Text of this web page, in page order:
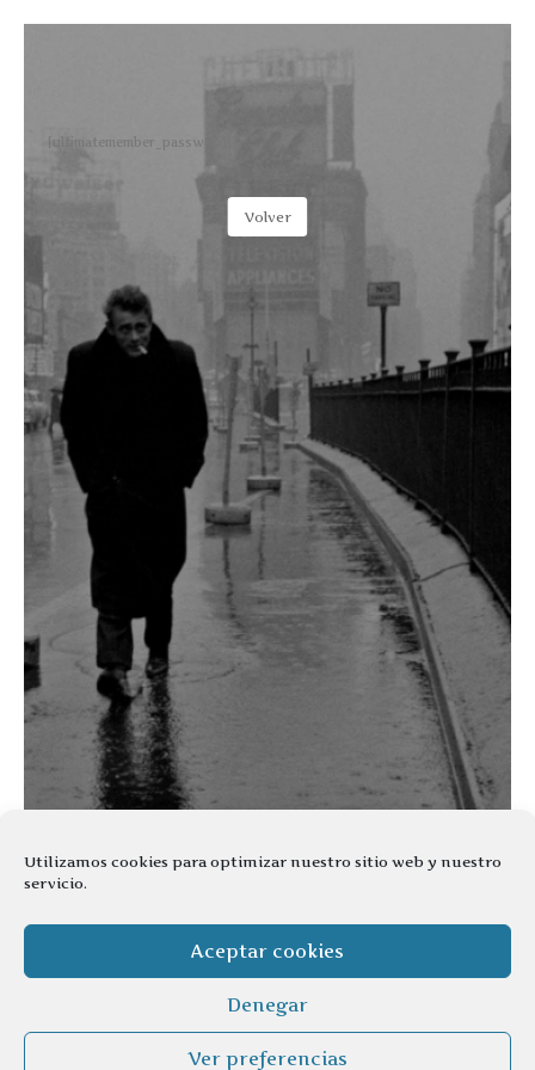
Utilizamos cookies para optimizar nuestro sitio web y nuestro
servicio.
Aceptar cookies
Denegar
Ver preferencias
[ultimatemember_password]
Volver